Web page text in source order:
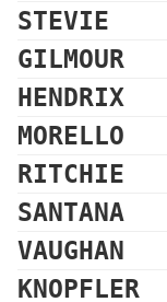
STEVIE
GILMOUR
HENDRIX
MORELLO
RITCHIE
SANTANA
VAUGHAN
KNOPFLER